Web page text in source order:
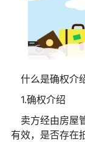
什么是确权介
1.确权介绍
卖方经由房屋
有效，是否存在